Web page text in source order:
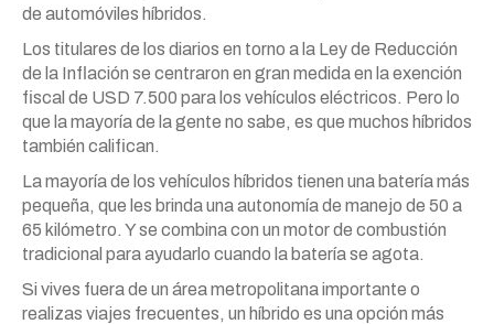
de automóviles híbridos.
Los titulares de los diarios en torno a la Ley de Reducción
de la Inflación se centraron en gran medida en la exención
fiscal de USD 7.500 para los vehículos eléctricos. Pero lo
que la mayoría de la gente no sabe, es que muchos híbridos
también califican.
La mayoría de los vehículos híbridos tienen una batería más
pequeña, que les brinda una autonomía de manejo de 50 a
65 kilómetro. Y se combina con un motor de combustión
tradicional para ayudarlo cuando la batería se agota.
Si vives fuera de un área metropolitana importante o
realizas viajes frecuentes, un híbrido es una opción más